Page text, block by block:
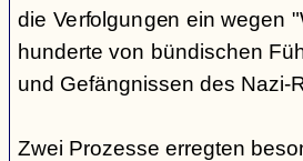
die Verfolgungen ein wegen
hunderte von bündischen
und Gefängnissen des Nazi-
Zwei Prozesse erregten